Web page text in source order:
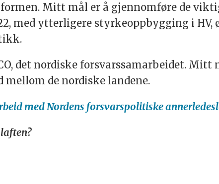
Mitt mål er å gjennomføre de
med ytterligere styrkeoppbygging i HV,
det nordiske forsvarssamarbeidet. Mitt
de nordiske landene.
med Nordens forsvarspolitiske